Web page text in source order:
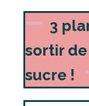
3
sortir
sucre !